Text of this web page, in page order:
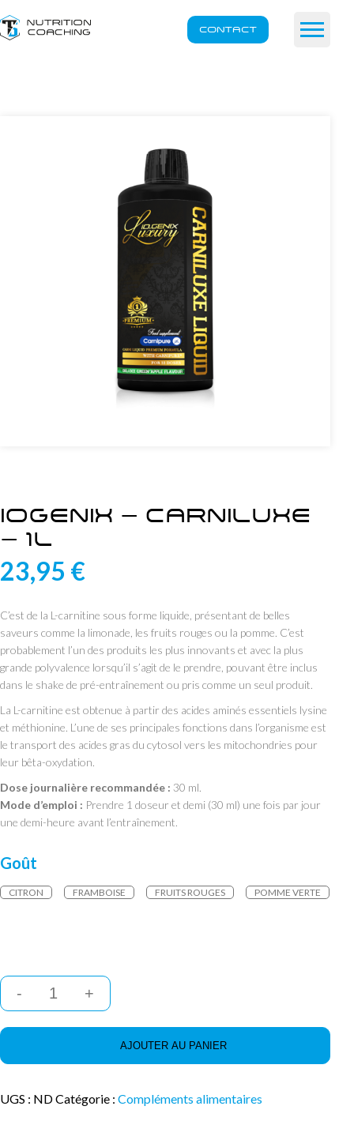
CONTACT
IOGENIX – CARNILUXE
– 1L
23,95 €
C’est de la L-carnitine sous forme liquide, présentant de belles
saveurs comme la limonade, les fruits rouges ou la pomme. C’est
probablement l’un des produits les plus innovants et avec la plus
grande polyvalence lorsqu’il s’agit de le prendre, pouvant être inclus
dans le shake de pré-entraînement ou pris comme un seul produit.
La L-carnitine est obtenue à partir des acides aminés essentiels lysine
et méthionine. L’une de ses principales fonctions dans l’organisme est
le transport des acides gras du cytosol vers les mitochondries pour
leur bêta-oxydation.
Dose journalière recommandée : 30 ml.
Mode d’emploi : Prendre 1 doseur et demi (30 ml) une fois par jour
une demi-heure avant l’entraînement.
Goût
CITRON FRAMBOISE FRUITS ROUGES POMME VERTE
quantité
IOGENIX
-
1L
AJOUTER AU PANIER
UGS : NDCatégorie : Compléments alimentaires